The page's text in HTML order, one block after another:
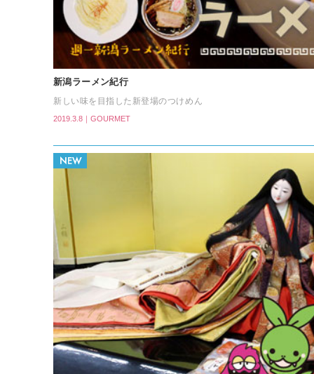
新潟ラーメン紀行
新しい味を目指した新登場のつけめん
2019.3.8｜GOURMET